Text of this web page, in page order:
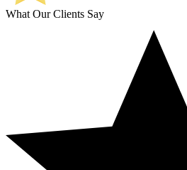
What Our Clients Say